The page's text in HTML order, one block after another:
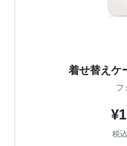
着せ替えケ
フ
税